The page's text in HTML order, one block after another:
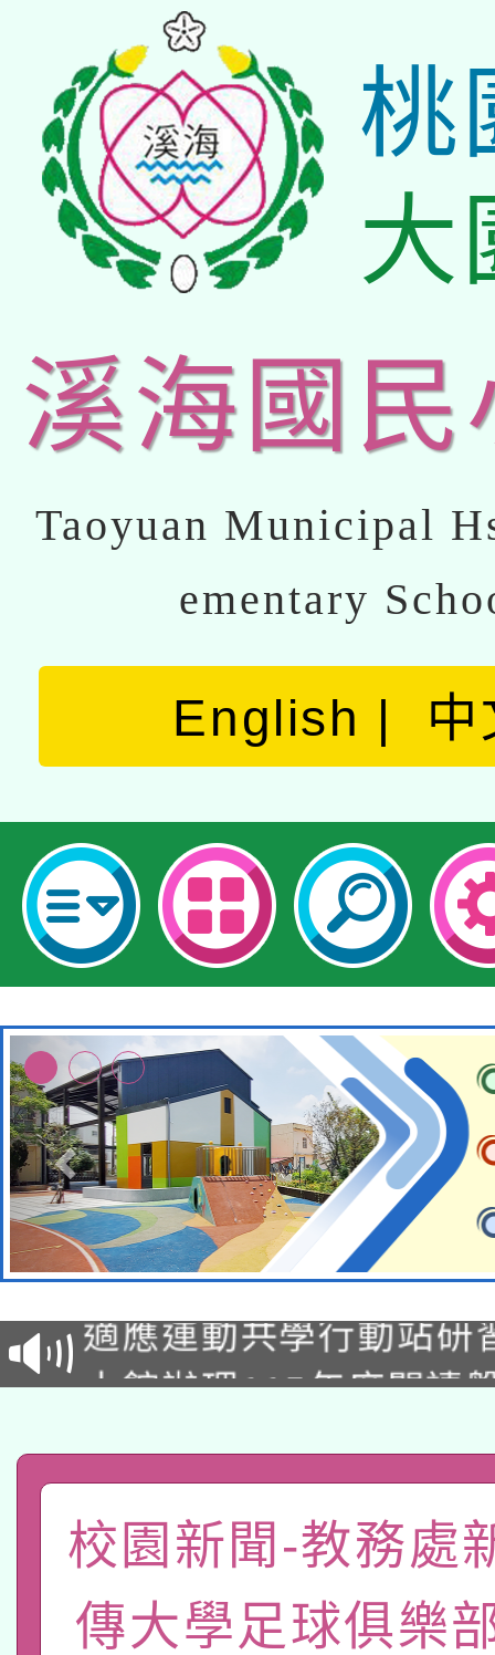
桃
大
溪海國民
Taoyuan Municipal
ementary
English 中
本校115學年度第2次
招甄選結果公告(無人
招)
適應運動共學行動站研
本館辦理115年度閱讀
礎課程
A3數位素養講師名單
「數位內容與教學軟體
pilot」
有關大陸委員會函釋公
校園新聞-教務處
傳大學足球俱樂